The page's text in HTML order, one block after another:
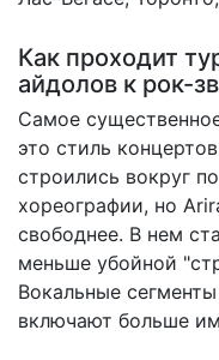
Как проходит
айдолов к рок-
Самое
это стиль
строились вокруг
хореографии, но
свободнее. В нем
меньше убойной
Вокальные
включают больше